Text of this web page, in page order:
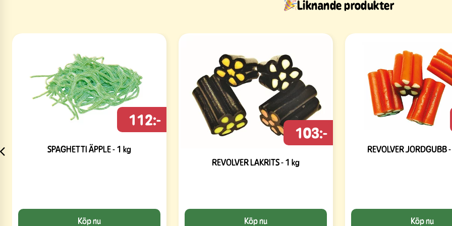
Liknande produkter
SPAGHETTI ÄPPLE - 1 kg
112:-
Köp nu
REVOLVER LAKRITS - 1 kg
103:-
Köp nu
REVOLVER JORDGUBB
Köp nu